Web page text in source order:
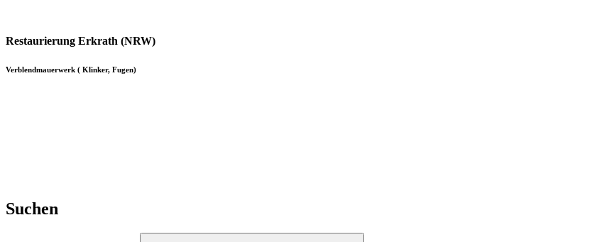
Restaurierung Erkrath (NRW)
Verblendmauerwerk ( Klinker, Fugen)
Suchen